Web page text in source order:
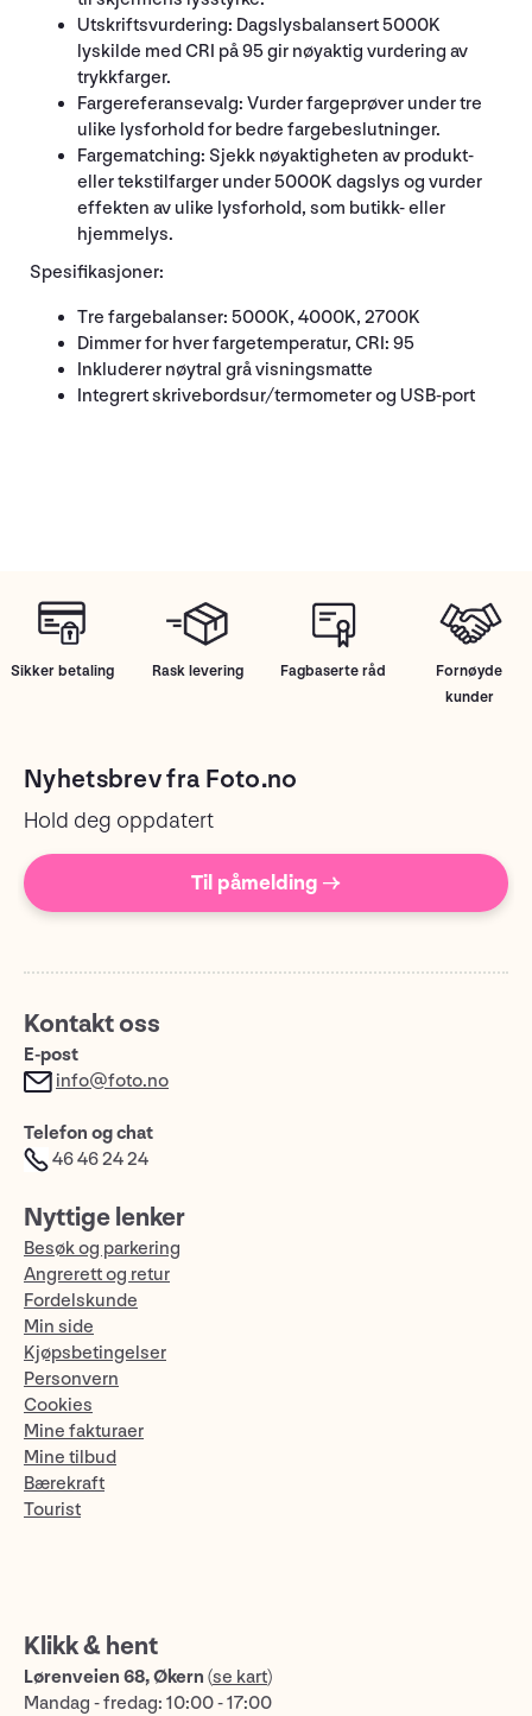
Utskriftsvurdering: Dagslysbalansert 5000K
lyskilde med CRI på 95 gir nøyaktig vurdering av
trykkfarger.
Fargereferansevalg: Vurder fargeprøver under tre
ulike lysforhold for bedre fargebeslutninger.
Fargematching: Sjekk nøyaktigheten av produkt-
eller tekstilfarger under 5000K dagslys og vurder
effekten av ulike lysforhold, som butikk- eller
hjemmelys.
Spesifikasjoner:
Tre fargebalanser: 5000K, 4000K, 2700K
Dimmer for hver fargetemperatur, CRI: 95
Inkluderer nøytral grå visningsmatte
Integrert skrivebordsur/termometer og USB-port
Sikker betaling Rask levering Fagbaserte råd
Fornøyde
kunder
Nyhetsbrev fra Foto.no
Hold deg oppdatert
Til påmelding →
Kontakt oss
E-post
info@foto.no
Telefon og chat
46 46 24 24
Nyttige lenker
Besøk og parkering
Angrerett og retur
Fordelskunde
Min side
Kjøpsbetingelser
Personvern
Cookies
Mine fakturaer
Mine tilbud
Bærekraft
Tourist
Klikk & hent
Lørenveien 68, Økern (se kart)
Mandag - fredag: 10:00 - 17:00